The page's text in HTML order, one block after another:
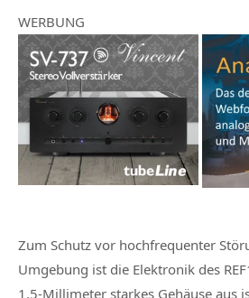
WERBUNG
Zum Schutz vor hochfrequenter
Umgebung ist die Elektronik des
1,5‑Millimeter starkes Gehäuse aus